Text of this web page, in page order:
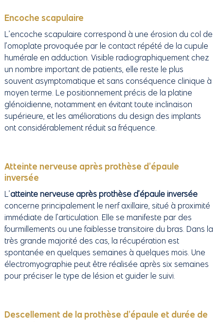
Encoche scapulaire
L’encoche scapulaire correspond à une érosion du col de
l’omoplate provoquée par le contact répété de la cupule
humérale en adduction. Visible radiographiquement chez
un nombre important de patients, elle reste le plus
souvent asymptomatique et sans conséquence clinique à
moyen terme. Le positionnement précis de la platine
glénoïdienne, notamment en évitant toute inclinaison
supérieure, et les améliorations du design des implants
ont considérablement réduit sa fréquence.
Atteinte nerveuse après prothèse d’épaule
inversée
L’atteinte nerveuse après prothèse d’épaule inversée
concerne principalement le nerf axillaire, situé à proximité
immédiate de l’articulation. Elle se manifeste par des
fourmillements ou une faiblesse transitoire du bras. Dans la
très grande majorité des cas, la récupération est
spontanée en quelques semaines à quelques mois. Une
électromyographie peut être réalisée après six semaines
pour préciser le type de lésion et guider le suivi.
Descellement de la prothèse d’épaule et durée de